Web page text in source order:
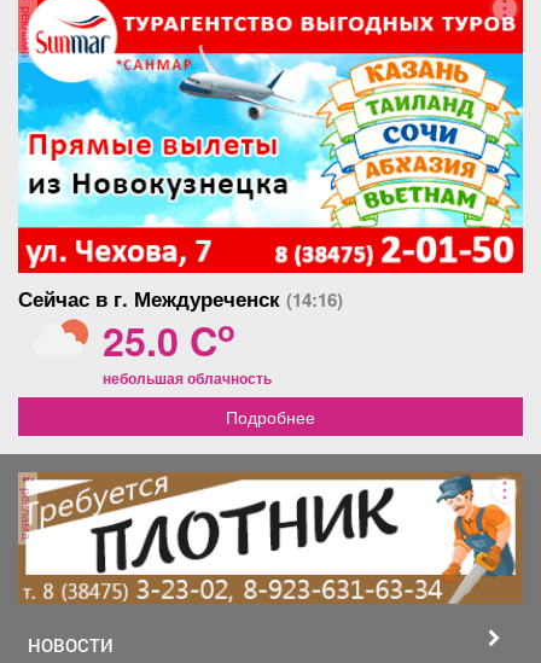
реклама
Сейчас в г. Междуреченск (14:16)
25.0 Co
небольшая облачность
Подробнее
реклама
НОВОСТИ